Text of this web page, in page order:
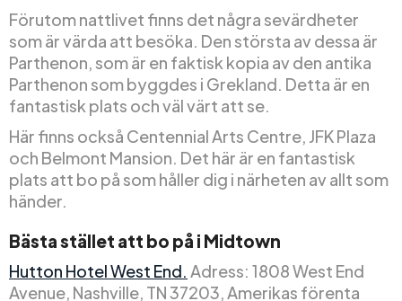
Förutom nattlivet finns det några sevärdheter
som är värda att besöka. Den största av dessa är
Parthenon, som är en faktisk kopia av den antika
Parthenon som byggdes i Grekland. Detta är en
fantastisk plats och väl värt att se.
Här finns också Centennial Arts Centre, JFK Plaza
och Belmont Mansion. Det här är en fantastisk
plats att bo på som håller dig i närheten av allt som
händer.
Bästa stället att bo på i Midtown
Hutton Hotel West End. Adress: 1808 West End
Avenue, Nashville, TN 37203, Amerikas förenta